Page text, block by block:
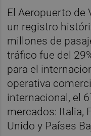
El Aeropuerto de
un registro
millones de
tráfico fue del
para el
operativa
internacional, el
mercados: Italia,
Unido y Países